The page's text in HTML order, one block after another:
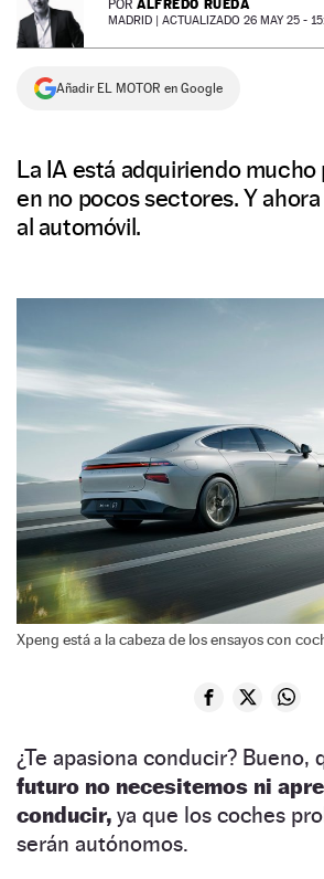
NEWSLETTER
SÍGUENOS
POR ALFREDO RUEDA
MADRID | ACTUALIZADO 26 MAY 25 -
Añadir EL MOTOR en Google
La IA está adquiriendo
en no pocos sectores. Y
al automóvil.
Xpeng está a la cabeza de los ensayos con
¿Te apasiona conducir? Bueno,
futuro no necesitemos ni
conducir, ya que los coches
serán autónomos.